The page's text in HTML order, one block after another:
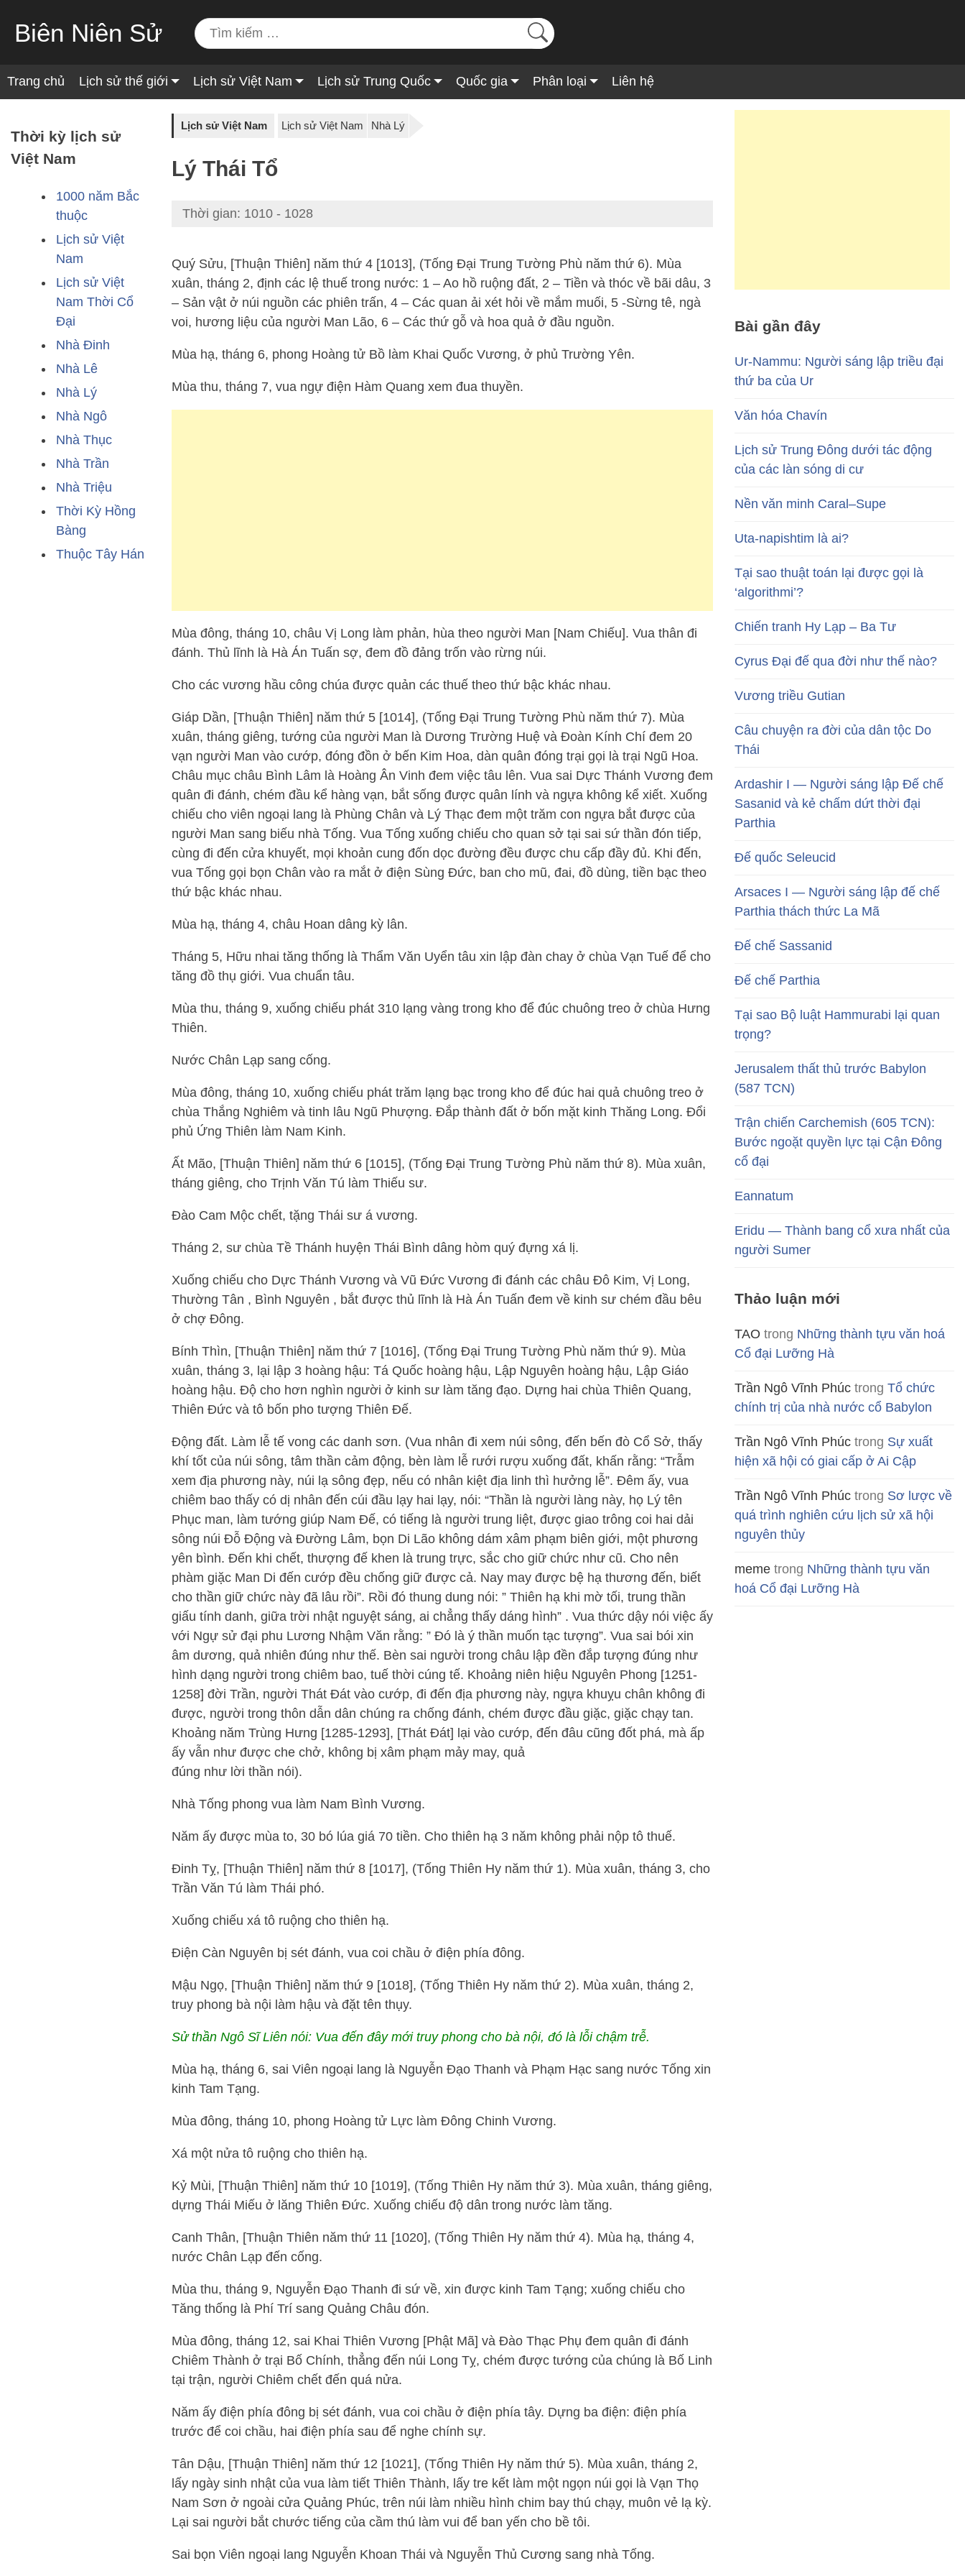
Biên Niên Sử
Trang chủ Lịch sử thế giới Lịch sử Việt Nam Lịch sử Trung Quốc Quốc gia Phân loại Liên hệ
Thời kỳ lịch sử
Việt Nam
1000 năm Bắc
thuộc
Lịch sử Việt
Nam
Lịch sử Việt
Nam Thời Cổ
Đại
Nhà Đinh
Nhà Lê
Nhà Lý
Nhà Ngô
Nhà Thục
Nhà Trần
Nhà Triệu
Thời Kỳ Hồng
Bàng
Thuộc Tây Hán
Lịch sử Việt Nam Lịch sử Việt Nam Nhà Lý
Lý Thái Tổ
Thời gian: 1010 - 1028
Quý Sửu, [Thuận Thiên] năm thứ 4 [1013], (Tống Đại Trung Tường Phù năm thứ 6). Mùa
xuân, tháng 2, định các lệ thuế trong nước: 1 – Ao hồ ruộng đất, 2 – Tiền và thóc về bãi dâu, 3
– Sản vật ở núi nguồn các phiên trấn, 4 – Các quan ải xét hỏi về mắm muối, 5 -Sừng tê, ngà
voi, hương liệu của người Man Lão, 6 – Các thứ gỗ và hoa quả ở đầu nguồn.
Mùa hạ, tháng 6, phong Hoàng tử Bồ làm Khai Quốc Vương, ở phủ Trường Yên.
Mùa thu, tháng 7, vua ngự điện Hàm Quang xem đua thuyền.
Mùa đông, tháng 10, châu Vị Long làm phản, hùa theo người Man [Nam Chiếu]. Vua thân đi
đánh. Thủ lĩnh là Hà Án Tuấn sợ, đem đồ đảng trốn vào rừng núi.
Cho các vương hầu công chúa được quản các thuế theo thứ bậc khác nhau.
Giáp Dần, [Thuận Thiên] năm thứ 5 [1014], (Tống Đại Trung Tường Phù năm thứ 7). Mùa
xuân, tháng giêng, tướng của người Man là Dương Trường Huệ và Đoàn Kính Chí đem 20
vạn người Man vào cướp, đóng đồn ở bến Kim Hoa, dàn quân đóng trại gọi là trại Ngũ Hoa.
Châu mục châu Bình Lâm là Hoàng Ân Vinh đem việc tâu lên. Vua sai Dực Thánh Vương đem
quân đi đánh, chém đầu kể hàng vạn, bắt sống được quân lính và ngựa không kể xiết. Xuống
chiếu cho viên ngoại lang là Phùng Chân và Lý Thạc đem một trăm con ngựa bắt được của
người Man sang biếu nhà Tống. Vua Tống xuống chiếu cho quan sở tại sai sứ thần đón tiếp,
cùng đi đến cửa khuyết, mọi khoản cung đốn dọc đường đều được chu cấp đầy đủ. Khi đến,
vua Tống gọi bọn Chân vào ra mắt ở điện Sùng Đức, ban cho mũ, đai, đồ dùng, tiền bạc theo
thứ bậc khác nhau.
Mùa hạ, tháng 4, châu Hoan dâng kỳ lân.
Tháng 5, Hữu nhai tăng thống là Thẩm Văn Uyển tâu xin lập đàn chay ở chùa Vạn Tuế để cho
tăng đồ thụ giới. Vua chuẩn tâu.
Mùa thu, tháng 9, xuống chiếu phát 310 lạng vàng trong kho để đúc chuông treo ở chùa Hưng
Thiên.
Nước Chân Lạp sang cống.
Mùa đông, tháng 10, xuống chiếu phát trăm lạng bạc trong kho để đúc hai quả chuông treo ở
chùa Thắng Nghiêm và tinh lâu Ngũ Phượng. Đắp thành đất ở bốn mặt kinh Thăng Long. Đổi
phủ Ứng Thiên làm Nam Kinh.
Ất Mão, [Thuận Thiên] năm thứ 6 [1015], (Tống Đại Trung Tường Phù năm thứ 8). Mùa xuân,
tháng giêng, cho Trịnh Văn Tú làm Thiếu sư.
Đào Cam Mộc chết, tặng Thái sư á vương.
Tháng 2, sư chùa Tề Thánh huyện Thái Bình dâng hòm quý đựng xá lị.
Xuống chiếu cho Dực Thánh Vương và Vũ Đức Vương đi đánh các châu Đô Kim, Vị Long,
Thường Tân , Bình Nguyên , bắt được thủ lĩnh là Hà Án Tuấn đem về kinh sư chém đầu bêu
ở chợ Đông.
Bính Thìn, [Thuận Thiên] năm thứ 7 [1016], (Tống Đại Trung Tường Phù năm thứ 9). Mùa
xuân, tháng 3, lại lập 3 hoàng hậu: Tá Quốc hoàng hậu, Lập Nguyên hoàng hậu, Lập Giáo
hoàng hậu. Độ cho hơn nghìn người ở kinh sư làm tăng đạo. Dựng hai chùa Thiên Quang,
Thiên Đức và tô bốn pho tượng Thiên Đế.
Động đất. Làm lễ tế vong các danh sơn. (Vua nhân đi xem núi sông, đến bến đò Cổ Sở, thấy
khí tốt của núi sông, tâm thần cảm động, bèn làm lễ rưới rượu xuống đất, khấn rằng: “Trẫm
xem địa phương này, núi lạ sông đẹp, nếu có nhân kiệt địa linh thì hưởng lễ”. Đêm ấy, vua
chiêm bao thấy có dị nhân đến cúi đầu lạy hai lạy, nói: “Thần là người làng này, họ Lý tên
Phục man, làm tướng giúp Nam Đế, có tiếng là người trung liệt, được giao trông coi hai dải
sông núi Đỗ Động và Đường Lâm, bọn Di Lão không dám xâm phạm biên giới, một phương
yên bình. Đến khi chết, thượng đế khen là trung trực, sắc cho giữ chức như cũ. Cho nên
phàm giặc Man Di đến cướp đều chống giữ được cả. Nay may được bệ hạ thương đến, biết
cho thần giữ chức này đã lâu rồi”. Rồi đó thung dung nói: ” Thiên hạ khi mờ tối, trung thần
giấu tính danh, giữa trời nhật nguyệt sáng, ai chẳng thấy dáng hình” . Vua thức dậy nói việc ấy
với Ngự sử đại phu Lương Nhậm Văn rằng: ” Đó là ý thần muốn tạc tượng”. Vua sai bói xin
âm dương, quả nhiên đúng như thế. Bèn sai người trong châu lập đền đắp tượng đúng như
hình dạng người trong chiêm bao, tuế thời cúng tế. Khoảng niên hiệu Nguyên Phong [1251-
1258] đời Trần, người Thát Đát vào cướp, đi đến địa phương này, ngựa khuỵu chân không đi
được, người trong thôn dẫn dân chúng ra chống đánh, chém được đầu giặc, giặc chạy tan.
Khoảng năm Trùng Hưng [1285-1293], [Thát Đát] lại vào cướp, đến đâu cũng đốt phá, mà ấp
ấy vẫn như được che chở, không bị xâm phạm mảy may, quả
đúng như lời thần nói).
Nhà Tống phong vua làm Nam Bình Vương.
Năm ấy được mùa to, 30 bó lúa giá 70 tiền. Cho thiên hạ 3 năm không phải nộp tô thuế.
Đinh Tỵ, [Thuận Thiên] năm thứ 8 [1017], (Tống Thiên Hy năm thứ 1). Mùa xuân, tháng 3, cho
Trần Văn Tú làm Thái phó.
Xuống chiếu xá tô ruộng cho thiên hạ.
Điện Càn Nguyên bị sét đánh, vua coi chầu ở điện phía đông.
Mậu Ngọ, [Thuận Thiên] năm thứ 9 [1018], (Tống Thiên Hy năm thứ 2). Mùa xuân, tháng 2,
truy phong bà nội làm hậu và đặt tên thụy.
Sử thần Ngô Sĩ Liên nói: Vua đến đây mới truy phong cho bà nội, đó là lỗi chậm trễ.
Mùa hạ, tháng 6, sai Viên ngoại lang là Nguyễn Đạo Thanh và Phạm Hạc sang nước Tống xin
kinh Tam Tạng.
Mùa đông, tháng 10, phong Hoàng tử Lực làm Đông Chinh Vương.
Xá một nửa tô ruộng cho thiên hạ.
Kỷ Mùi, [Thuận Thiên] năm thứ 10 [1019], (Tống Thiên Hy năm thứ 3). Mùa xuân, tháng giêng,
dựng Thái Miếu ở lăng Thiên Đức. Xuống chiếu độ dân trong nước làm tăng.
Canh Thân, [Thuận Thiên năm thứ 11 [1020], (Tống Thiên Hy năm thứ 4). Mùa hạ, tháng 4,
nước Chân Lạp đến cống.
Mùa thu, tháng 9, Nguyễn Đạo Thanh đi sứ về, xin được kinh Tam Tạng; xuống chiếu cho
Tăng thống là Phí Trí sang Quảng Châu đón.
Mùa đông, tháng 12, sai Khai Thiên Vương [Phật Mã] và Đào Thạc Phụ đem quân đi đánh
Chiêm Thành ở trại Bố Chính, thẳng đến núi Long Tỵ, chém được tướng của chúng là Bố Linh
tại trận, người Chiêm chết đến quá nửa.
Năm ấy điện phía đông bị sét đánh, vua coi chầu ở điện phía tây. Dựng ba điện: điện phía
trước để coi chầu, hai điện phía sau để nghe chính sự.
Tân Dậu, [Thuận Thiên] năm thứ 12 [1021], (Tống Thiên Hy năm thứ 5). Mùa xuân, tháng 2,
lấy ngày sinh nhật của vua làm tiết Thiên Thành, lấy tre kết làm một ngọn núi gọi là Vạn Thọ
Nam Sơn ở ngoài cửa Quảng Phúc, trên núi làm nhiều hình chim bay thú chạy, muôn vẻ lạ kỳ.
Lại sai người bắt chước tiếng của cầm thú làm vui để ban yến cho bề tôi.
Sai bọn Viên ngoại lang Nguyễn Khoan Thái và Nguyễn Thủ Cương sang nhà Tống.
Bài gần đây
Ur-Nammu: Người sáng lập triều đại
thứ ba của Ur
Văn hóa Chavín
Lịch sử Trung Đông dưới tác động
của các làn sóng di cư
Nền văn minh Caral–Supe
Uta-napishtim là ai?
Tại sao thuật toán lại được gọi là
‘algorithmi’?
Chiến tranh Hy Lạp – Ba Tư
Cyrus Đại đế qua đời như thế nào?
Vương triều Gutian
Câu chuyện ra đời của dân tộc Do
Thái
Ardashir I — Người sáng lập Đế chế
Sasanid và kẻ chấm dứt thời đại
Parthia
Đế quốc Seleucid
Arsaces I — Người sáng lập đế chế
Parthia thách thức La Mã
Đế chế Sassanid
Đế chế Parthia
Tại sao Bộ luật Hammurabi lại quan
trọng?
Jerusalem thất thủ trước Babylon
(587 TCN)
Trận chiến Carchemish (605 TCN):
Bước ngoặt quyền lực tại Cận Đông
cổ đại
Eannatum
Eridu — Thành bang cổ xưa nhất của
người Sumer
Thảo luận mới
TAO trong Những thành tựu văn hoá
Cổ đại Lưỡng Hà
Trần Ngô Vĩnh Phúc trong Tổ chức
chính trị của nhà nước cổ Babylon
Trần Ngô Vĩnh Phúc trong Sự xuất
hiện xã hội có giai cấp ở Ai Cập
Trần Ngô Vĩnh Phúc trong Sơ lược về
quá trình nghiên cứu lịch sử xã hội
nguyên thủy
meme trong Những thành tựu văn
hoá Cổ đại Lưỡng Hà